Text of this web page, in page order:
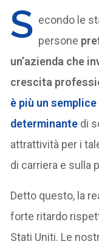
S econdo le
persone
un’azienda che
crescita
è più un
determinante di
attrattività per i
di carriera e sulla
Detto questo, la
forte ritardo
Stati Uniti. Le